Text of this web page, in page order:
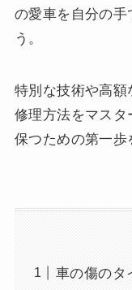
の愛車を自分の手
う。
特別な技術や高額
修理方法をマスタ
保つための第一歩
車の傷のタ